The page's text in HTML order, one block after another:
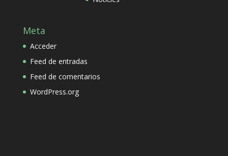
Meta
Acceder
Feed de entradas
Feed de comentarios
WordPress.org